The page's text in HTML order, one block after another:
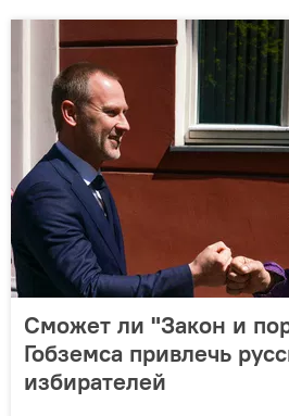
Сможет ли "Закон и
Гобземса привлечь
избирателей